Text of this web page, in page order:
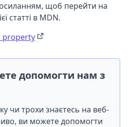
щоб перейти на
статті в MDN.
property
допомогти нам з
чи трохи знаєтесь на веб-
ви можете допомогти